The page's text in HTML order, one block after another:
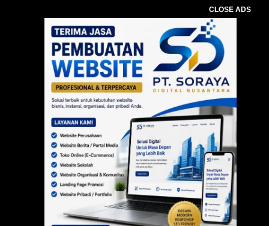
CLOSE ADS